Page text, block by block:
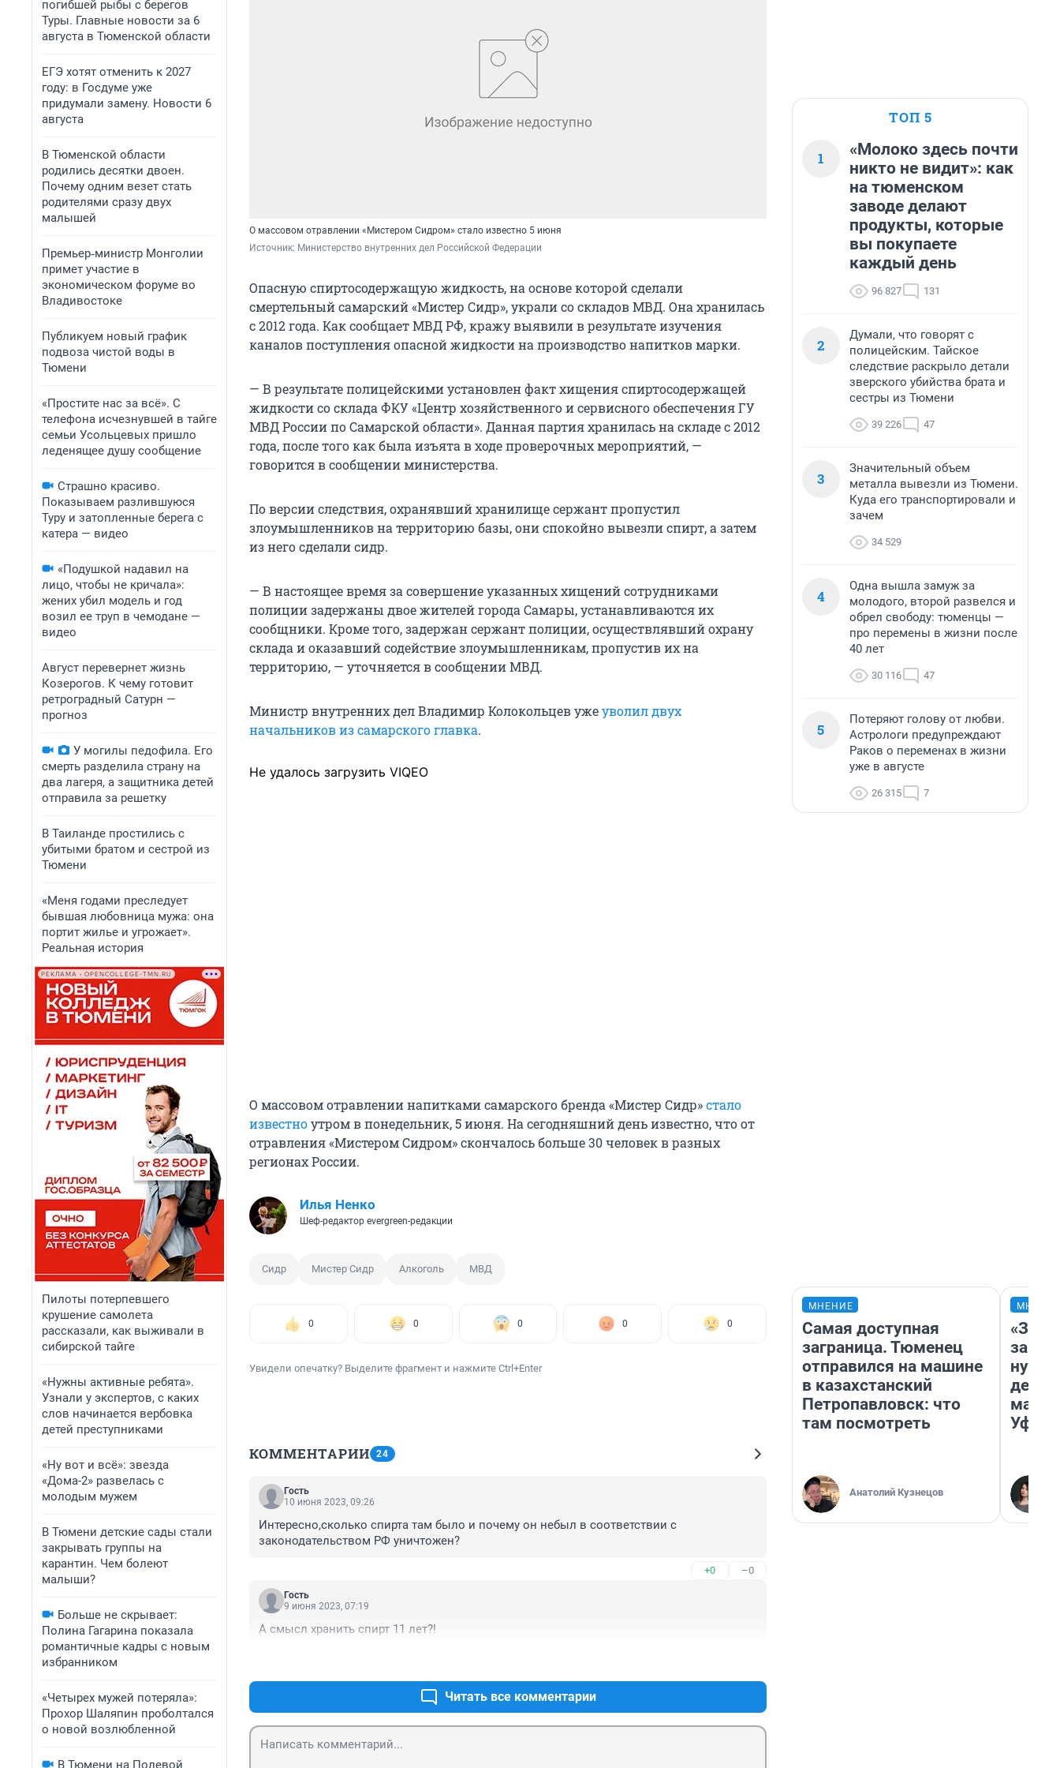
погибшей рыбы с берегов
Туры. Главные новости за 6
августа в Тюменской области
ЕГЭ хотят отменить к 2027
году: в Госдуме уже
придумали замену. Новости 6
августа
В Тюменской области
родились десятки двоен.
Почему одним везет стать
родителями сразу двух
малышей
Премьер‑министр Монголии
примет участие в
экономическом форуме во
Владивостоке
Публикуем новый график
подвоза чистой воды в
Тюмени
«Простите нас за всё». С
телефона исчезнувшей в тайге
семьи Усольцевых пришло
леденящее душу сообщение
Страшно красиво.
Показываем разлившуюся
Туру и затопленные берега с
катера — видео
«Подушкой надавил на
лицо, чтобы не кричала»:
жених убил модель и год
возил ее труп в чемодане —
видео
Август перевернет жизнь
Козерогов. К чему готовит
ретроградный Сатурн —
прогноз
У могилы педофила. Его
смерть разделила страну на
два лагеря, а защитника детей
отправила за решетку
В Таиланде простились с
убитыми братом и сестрой из
Тюмени
«Меня годами преследует
бывшая любовница мужа: она
портит жилье и угрожает».
Реальная история
РЕКЛАМА • OPENCOLLEGE-TMN.RU
Пилоты потерпевшего
крушение самолета
рассказали, как выживали в
сибирской тайге
«Нужны активные ребята».
Узнали у экспертов, с каких
слов начинается вербовка
детей преступниками
«Ну вот и всё»: звезда
«Дома-2» развелась с
молодым мужем
В Тюмени детские сады стали
закрывать группы на
карантин. Чем болеют
малыши?
Больше не скрывает:
Полина Гагарина показала
романтичные кадры с новым
избранником
«Четырех мужей потеряла»:
Прохор Шаляпин проболтался
о новой возлюбленной
В Тюмени на Полевой
О массовом отравлении «Мистером Сидром» стало известно 5 июня
Источник: Министерство внутренних дел Российской Федерации
Опасную спиртосодержащую жидкость, на основе которой сделали
смертельный самарский «Мистер Сидр», украли со складов МВД. Она хранилась
с 2012 года. Как сообщает МВД РФ, кражу выявили в результате изучения
каналов поступления опасной жидкости на производство напитков марки.
— В результате полицейскими установлен факт хищения спиртосодержащей
жидкости со склада ФКУ «Центр хозяйственного и сервисного обеспечения ГУ
МВД России по Самарской области». Данная партия хранилась на складе с 2012
года, после того как была изъята в ходе проверочных мероприятий, —
говорится в сообщении министерства.
По версии следствия, охранявший хранилище сержант пропустил
злоумышленников на территорию базы, они спокойно вывезли спирт, а затем
из него сделали сидр.
— В настоящее время за совершение указанных хищений сотрудниками
полиции задержаны двое жителей города Самары, устанавливаются их
сообщники. Кроме того, задержан сержант полиции, осуществлявший охрану
склада и оказавший содействие злоумышленникам, пропустив их на
территорию, — уточняется в сообщении МВД.
Министр внутренних дел Владимир Колокольцев ужеуволил двух
начальников из самарского главка.
Не удалось загрузить VIQEO
О массовом отравлении напитками самарского бренда «Мистер Сидр»стало
известноутром в понедельник, 5 июня. На сегодняшний день известно, что от
отравления «Мистером Сидром» скончалось больше 30 человек в разных
регионах России.
Илья Ненко
Шеф-редактор evergreen-редакции
Сидр Мистер Сидр Алкоголь МВД
0 0 0 0 0
Увидели опечатку? Выделите фрагмент и нажмите Ctrl+Enter
КОММЕНТАРИИ 24
Гость
10 июня 2023, 09:26
Интересно,сколько спирта там было и почему он небыл в соответствии с
законодательством РФ уничтожен?
+0 –0
Гость
9 июня 2023, 07:19
А смысл хранить спирт 11 лет?!
Читать все комментарии
ТОП 5
1
«Молоко здесь почти
никто не видит»: как
на тюменском
заводе делают
продукты, которые
вы покупаете
каждый день
96 827 131
2
Думали, что говорят с
полицейским. Тайское
следствие раскрыло детали
зверского убийства брата и
сестры из Тюмени
39 226 47
3
Значительный объем
металла вывезли из Тюмени.
Куда его транспортировали и
зачем
34 529
4
Одна вышла замуж за
молодого, второй развелся и
обрел свободу: тюменцы —
про перемены в жизни после
40 лет
30 116 47
5
Потеряют голову от любви.
Астрологи предупреждают
Раков о переменах в жизни
уже в августе
26 315 7
МНЕНИЕ
Самая доступная
заграница. Тюменец
отправился на машине
в казахстанский
Петропавловск: что
там посмотреть
Анатолий Кузнецов
дела
Уфа